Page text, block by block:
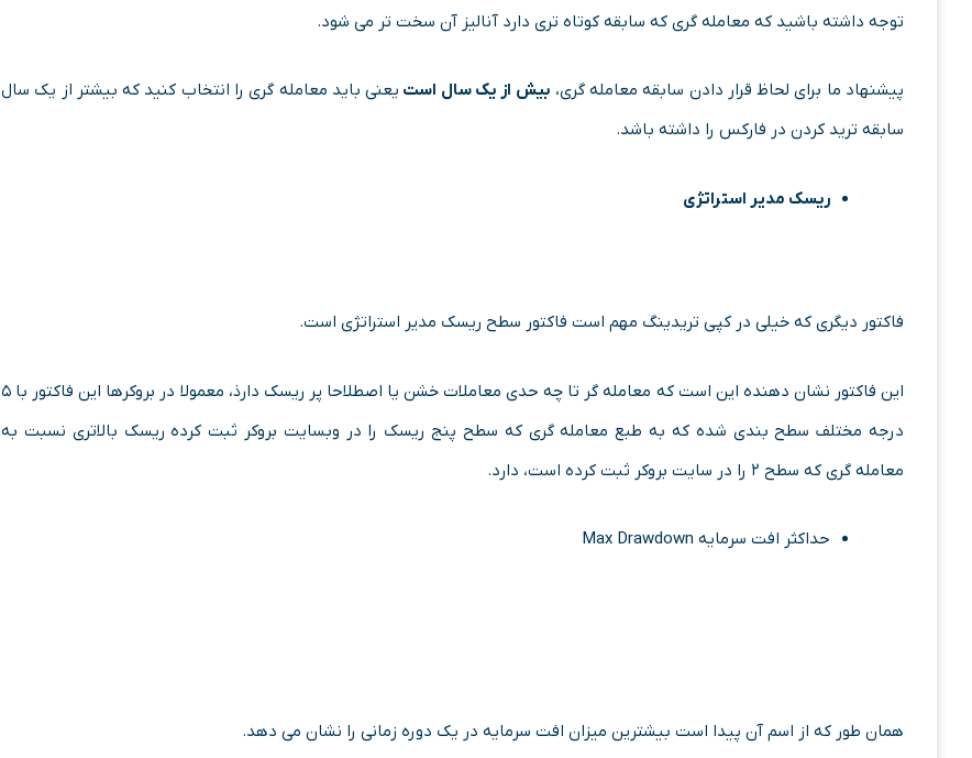
توجه داشته باشید که معامله گری که سابقه کوتاه تری دارد آنالیز آن سخت تر می شود.
پیشنهاد ما برای لحاظ قرار دادن سابقه معامله گری، بیش از یک سال است یعنی باید معامله گری را انتخاب کنید که بیشتر از یک سال
سابقه ترید کردن در فارکس را داشته باشد.
ریسک مدیر استراتژی
فاکتور دیگری که خیلی در کپی تریدینگ مهم است فاکتور سطح ریسک مدیر استراتژی است.
این فاکتور نشان دهنده این است که معامله گر تا چه حدی معاملات خشن یا اصطلاحا پر ریسک دارذ، معمولا در بروکرها این فاکتور با ۵
درجه مختلف سطح بندی شده که به طبع معامله گری که سطح پنج ریسک را در وبسایت بروکر ثبت کرده ریسک بالاتری نسبت به
معامله گری که سطح ۲ را در سایت بروکر ثبت کرده است، دارد.
حداکثر افت سرمایه Max Drawdown
همان طور که از اسم آن پیدا است بیشترین میزان افت سرمایه در یک دوره زمانی را نشان می دهد.